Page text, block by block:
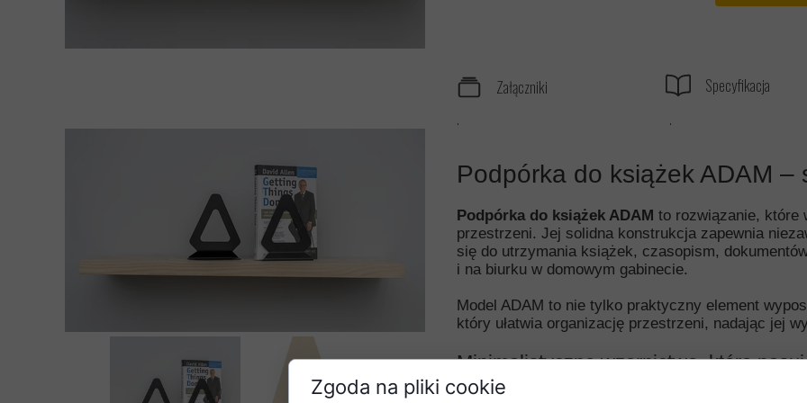
Specyfikacja
Załączniki
.
.
Podpórka do książek ADAM
Podpórka do książek ADAM to rozwiązanie, które
przestrzeni. Jej solidna konstrukcja zapewnia
się do utrzymania książek, czasopism,
i na biurku w domowym gabinecie.
Model ADAM to nie tylko praktyczny element
który ułatwia organizację przestrzeni, nadając jej
Minimalistyczne wzornictwo, które
Zgoda na pliki cookie